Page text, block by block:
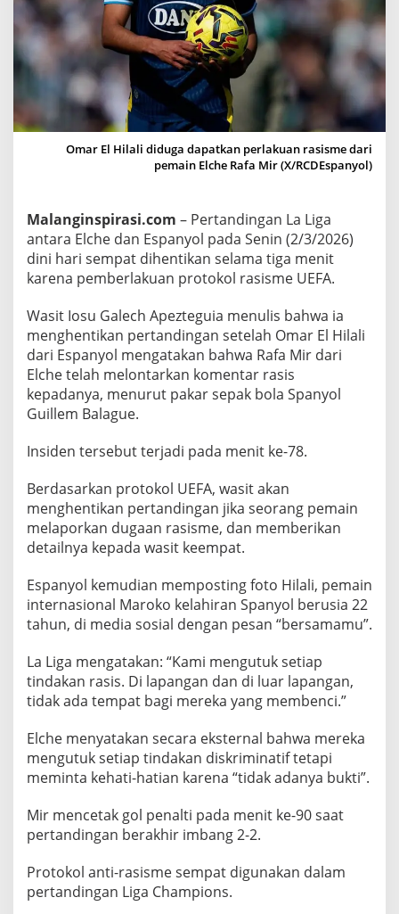
,
W
a
s
i
L
a
g
a
H
e
t
i
k
a
n
j
e
n
a
k
e
r
t
n
d
i
g
a
E
l
h
e
Omar El Hilali diduga dapatkan perlakuan rasisme dari
pemain Elche Rafa Mir (X/RCDEspanyol)
Malanginspirasi.com – Pertandingan La Liga
antara Elche dan Espanyol pada Senin (2/3/2026)
dini hari sempat dihentikan selama tiga menit
karena pemberlakuan protokol rasisme UEFA.
Wasit Iosu Galech Apezteguia menulis bahwa ia
menghentikan pertandingan setelah Omar El Hilali
dari Espanyol mengatakan bahwa Rafa Mir dari
Elche telah melontarkan komentar rasis
kepadanya, menurut pakar sepak bola Spanyol
Guillem Balague.
Insiden tersebut terjadi pada menit ke-78.
Berdasarkan protokol UEFA, wasit akan
menghentikan pertandingan jika seorang pemain
melaporkan dugaan rasisme, dan memberikan
detailnya kepada wasit keempat.
Espanyol kemudian memposting foto Hilali, pemain
internasional Maroko kelahiran Spanyol berusia 22
tahun, di media sosial dengan pesan “bersamamu”.
La Liga mengatakan: “Kami mengutuk setiap
tindakan rasis. Di lapangan dan di luar lapangan,
tidak ada tempat bagi mereka yang membenci.”
Elche menyatakan secara eksternal bahwa mereka
mengutuk setiap tindakan diskriminatif tetapi
meminta kehati-hatian karena “tidak adanya bukti”.
Mir mencetak gol penalti pada menit ke-90 saat
pertandingan berakhir imbang 2-2.
Protokol anti-rasisme sempat digunakan dalam
pertandingan Liga Champions.